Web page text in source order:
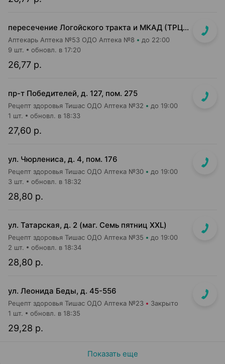
пересечение Логойского тракта и МКАД (ТРЦ "Expobel")
Аптекарь Аптека №53 ОДО Аптека №8 до 22:00
26,77 р.
9 шт. обновл. в 17:20
пр-т Победителей, д. 127, пом. 275
Рецепт здоровья Тишас ОДО Аптека №32 до 19:00
27,60 р.
1 шт. обновл. в 18:33
ул. Чюрлениса, д. 4, пом. 176
Рецепт здоровья Тишас ОДО Аптека №30 до 19:00
28,80 р.
3 шт. обновл. в 18:32
ул. Татарская, д. 2 (маг. Семь пятниц XXL)
Рецепт здоровья Тишас ОДО Аптека №35 до 19:00
28,80 р.
2 шт. обновл. в 18:34
ул. Леонида Беды, д. 45-556
Рецепт здоровья Тишас ОДО Аптека №23 Закрыто
29,28 р.
1 шт. обновл. в 18:35
Показать еще